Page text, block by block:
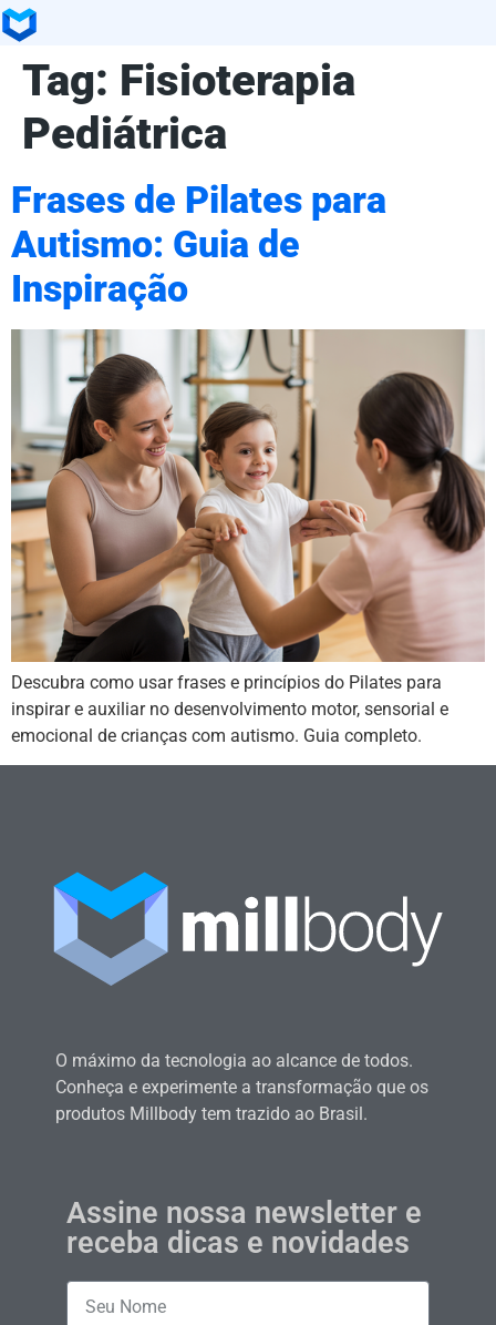
Tag: Fisioterapia
Pediátrica
Frases de Pilates para
Autismo: Guia de
Inspiração
Descubra como usar frases e princípios do Pilates para
inspirar e auxiliar no desenvolvimento motor, sensorial e
emocional de crianças com autismo. Guia completo.
O máximo da tecnologia ao alcance de todos.
Conheça e experimente a transformação que os
produtos Millbody tem trazido ao Brasil.
Assine nossa newsletter e
receba dicas e novidades